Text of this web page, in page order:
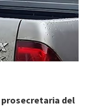
prosecretaria del